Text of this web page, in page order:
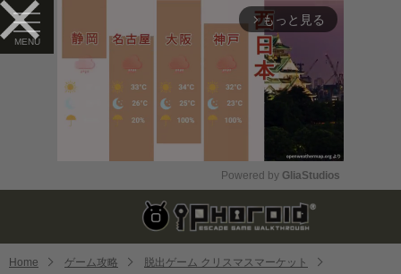
arrow_forward_ios もっと見る
Mute
Powered by GliaStudios
Home ゲーム攻略
脱出ゲーム クリスマスマーケット